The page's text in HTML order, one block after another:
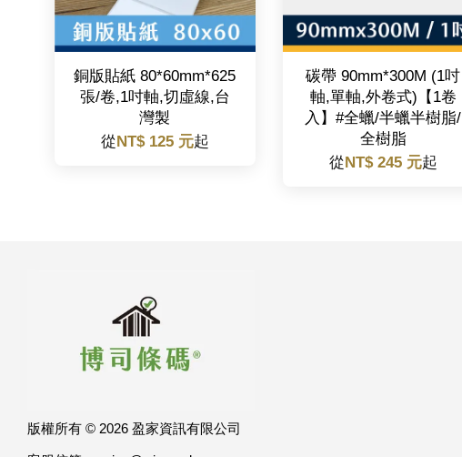
銅版貼紙 80*60mm*625
張/卷,1吋軸,切虛線,台
灣製
從NT$ 125 元起
碳帶 90mm*300M (1吋
軸,單軸,外卷式)【1卷
入】#全蠟/半蠟半樹脂/
全樹脂
從NT$ 245 元起
版權所有 © 2026 盈家資訊有限公司